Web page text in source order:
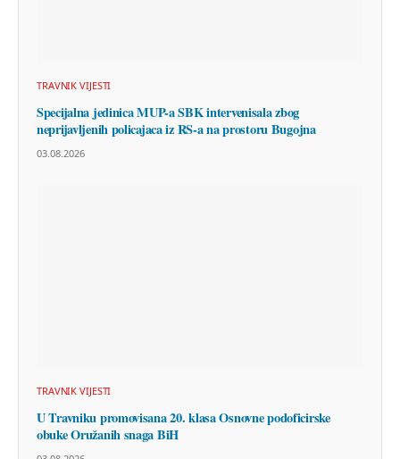
TRAVNIK VIJESTI
Specijalna jedinica MUP-a SBK intervenisala zbog
neprijavljenih policajaca iz RS-a na prostoru Bugojna
03.08.2026
TRAVNIK VIJESTI
U Travniku promovisana 20. klasa Osnovne podoficirske
obuke Oružanih snaga BiH